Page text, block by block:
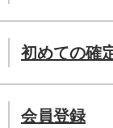
初めての確
会員登録